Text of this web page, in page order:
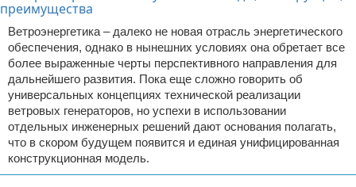
Ветроэнергетика – далеко не новая отрасль энергетического
обеспечения, однако в нынешних условиях она обретает все
более выраженные черты перспективного направления для
дальнейшего развития. Пока еще сложно говорить об
универсальных концепциях технической реализации
ветровых генераторов, но успехи в использовании
отдельных инженерных решений дают основания полагать,
что в скором будущем появится и единая унифицированная
конструкционная модель.